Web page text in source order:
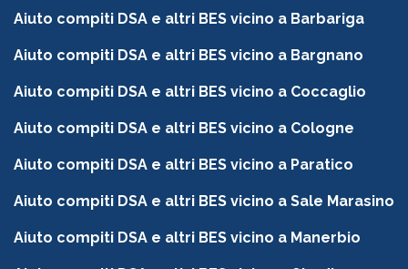
Aiuto compiti DSA e altri BES vicino a Barbariga
Aiuto compiti DSA e altri BES vicino a Bargnano
Aiuto compiti DSA e altri BES vicino a Coccaglio
Aiuto compiti DSA e altri BES vicino a Cologne
Aiuto compiti DSA e altri BES vicino a Paratico
Aiuto compiti DSA e altri BES vicino a Sale Marasino
Aiuto compiti DSA e altri BES vicino a Manerbio